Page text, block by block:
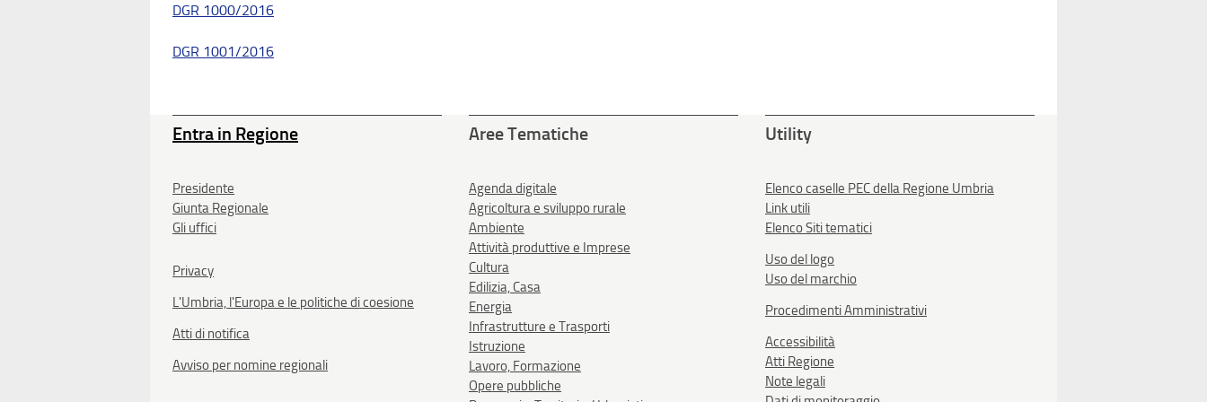
DGR 1000/2016
DGR 1001/2016
Entra in Regione
Presidente
Giunta Regionale
Gli uffici
Privacy
L'Umbria, l'Europa e le politiche di coesione
Atti di notifica
Avviso per nomine regionali
Aree Tematiche
Agenda digitale
Agricoltura e sviluppo rurale
Ambiente
Attività produttive e Imprese
Cultura
Edilizia, Casa
Energia
Infrastrutture e Trasporti
Istruzione
Lavoro, Formazione
Opere pubbliche
Utility
Elenco caselle PEC della Regione Umbria
Link utili
Elenco Siti tematici
Uso del logo
Uso del marchio
Procedimenti Amministrativi
Accessibilità
Atti Regione
Note legali